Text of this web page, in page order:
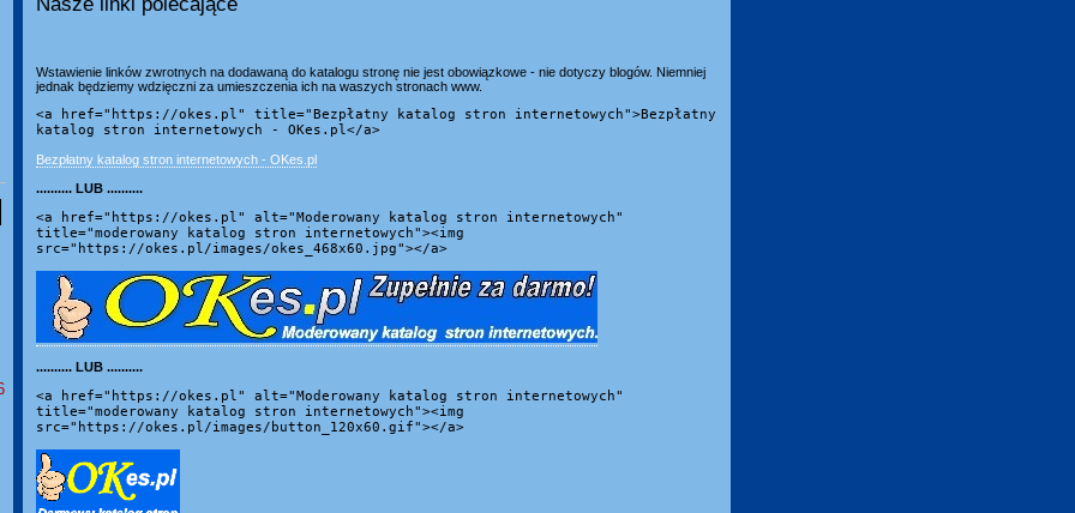
Wstawienie linków zwrotnych na dodawaną do katalogu stronę nie jest obowiązkowe - nie dotyczy blogów. Niemniej
jednak będziemy wdzięczni za umieszczenia ich na waszych stronach www.
<a href="https://okes.pl" title="Bezpłatny katalog stron internetowych">Bezpłatny
katalog stron internetowych - OKes.pl</a>
Bezpłatny katalog stron internetowych - OKes.pl
.......... LUB ..........
<a href="https://okes.pl" alt="Moderowany katalog stron internetowych"
title="moderowany katalog stron internetowych"><img
src="https://okes.pl/images/okes_468x60.jpg"></a>
.......... LUB ..........
<a href="https://okes.pl" alt="Moderowany katalog stron internetowych"
title="moderowany katalog stron internetowych"><img
src="https://okes.pl/images/button_120x60.gif"></a>